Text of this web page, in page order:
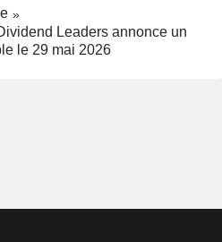
Leaders annonce un
le 29 mai 2026